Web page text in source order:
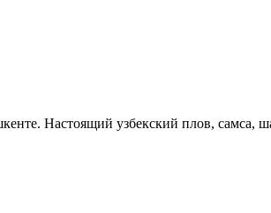
Настоящий узбекский плов, самса,